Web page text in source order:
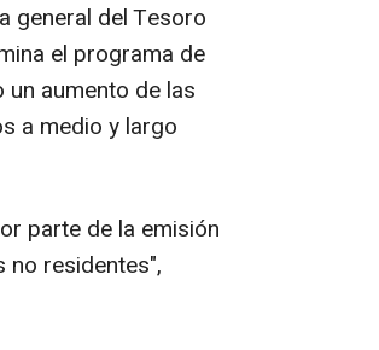
general del Tesoro
el programa de
aumento de las
a medio y largo
parte de la emisión
residentes",